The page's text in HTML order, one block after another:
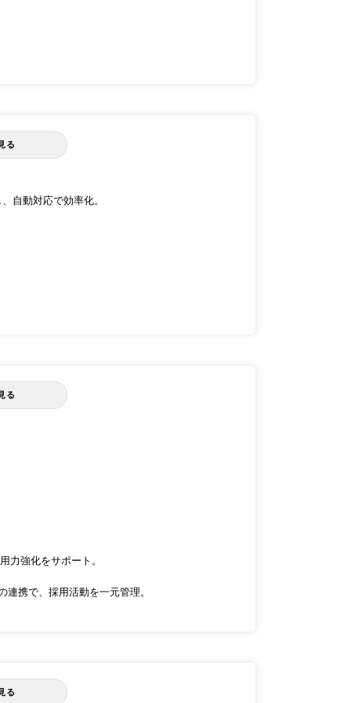
る
自動対応で効率化。
る
力強化をサポート。
携で、採用活動を一元管理。
る